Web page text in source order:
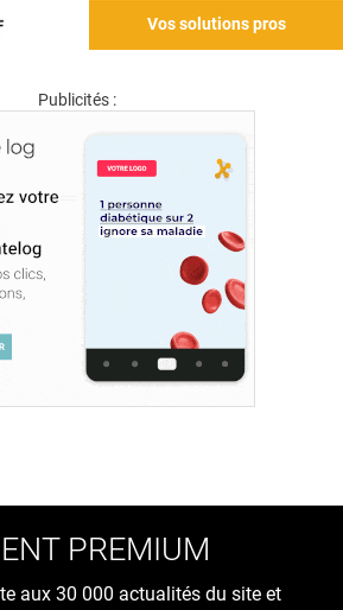
Vos solutions pros
Publicités :
PREMIUM
aux 30 000 actualités du site et